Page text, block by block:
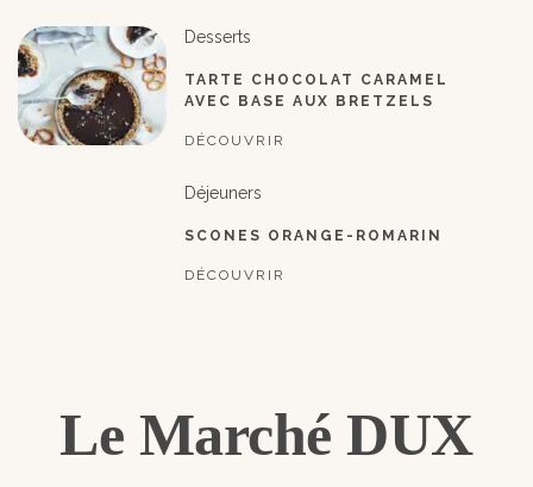
Desserts
TARTE CHOCOLAT CARAMEL
AVEC BASE AUX BRETZELS
DÉCOUVRIR
Déjeuners
SCONES ORANGE-ROMARIN
DÉCOUVRIR
Le Marché DUX